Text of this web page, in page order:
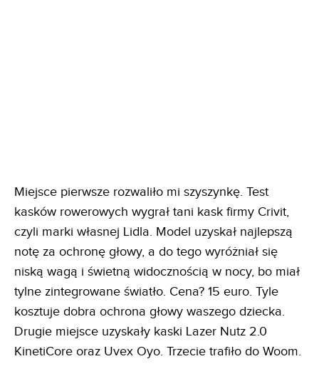
Miejsce pierwsze rozwaliło mi szyszynkę. Test
kasków rowerowych wygrał tani kask firmy Crivit,
czyli marki własnej Lidla. Model uzyskał najlepszą
notę za ochronę głowy, a do tego wyróżniał się
niską wagą i świetną widocznością w nocy, bo miał
tylne zintegrowane światło. Cena? 15 euro. Tyle
kosztuje dobra ochrona głowy waszego dziecka.
Drugie miejsce uzyskały kaski Lazer Nutz 2.0
KinetiCore oraz Uvex Oyo. Trzecie trafiło do Woom.